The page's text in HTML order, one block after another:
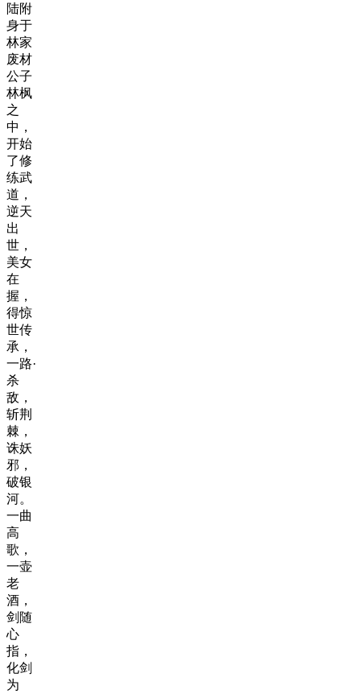
陆附
身于
林家
废材
公子
林枫
之
中，
开始
了修
练武
道，
逆天
出
世，
美女
在
握，
得惊
世传
承，
一路·
杀
敌，
斩荆
棘，
诛妖
邪，
破银
河。
一曲
高
歌，
一壶
老
酒，
剑随
心
指，
化剑
为